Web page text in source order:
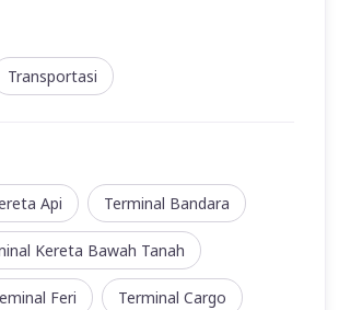
Transportasi
Api Terminal Bandara
Kereta Bawah Tanah
Feri Terminal Cargo